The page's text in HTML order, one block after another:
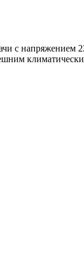
с напряжением